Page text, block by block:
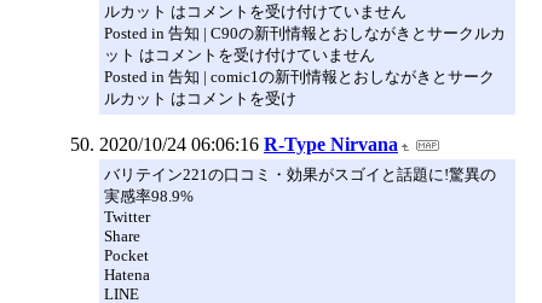
ルカット はコメントを受け付けていません
Posted in 告知 | C90の新刊情報とおしながきとサークルカ
ット はコメントを受け付けていません
Posted in 告知 | comic1の新刊情報とおしながきとサーク
ルカット はコメントを受け
2020/10/24 06:06:16 R-Type Nirvana
バリテイン221の口コミ・効果がスゴイと話題に!驚異の
実感率98.9%
Twitter
Share
Pocket
Hatena
LINE